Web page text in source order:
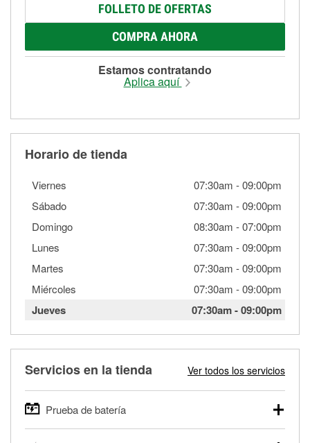
FOLLETO DE OFERTAS
COMPRA AHORA
Estamos contratando
Aplica aquí
Horario de tienda
Viernes 07:30am -09:00pm
Sábado
07:30am -09:00pm
Domingo
08:30am -07:00pm
Lunes
07:30am -09:00pm
Martes
07:30am -09:00pm
Miércoles
07:30am -09:00pm
Jueves 07:30am-09:00pm
Servicios en la tienda Ver todos los servicios
Prueba de batería